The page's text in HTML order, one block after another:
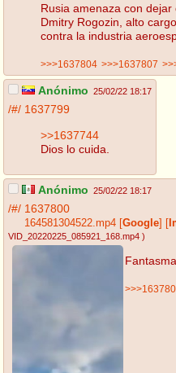
Rusia amenaza con
Dmitry Rogozin, alto
contra la industria
>>>1637804 >>>1637807
Anónimo 25/02/22 18:17
/#/ 1637799
>>1637744
Dios lo cuida.
Anónimo 25/02/22 18:17
/#/ 1637800
164581304522.mp4 Google
VID_20220225_085921_168.mp4 )